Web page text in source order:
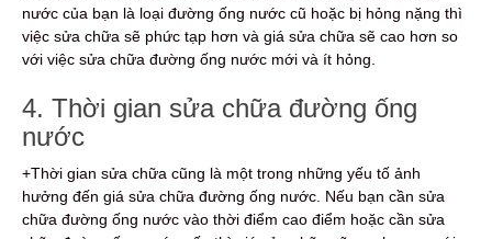
nước của bạn là loại đường ống nước cũ hoặc bị hỏng nặng thì
việc sửa chữa sẽ phức tạp hơn và giá sửa chữa sẽ cao hơn so
với việc sửa chữa đường ống nước mới và ít hỏng.
4. Thời gian sửa chữa đường ống
nước
+Thời gian sửa chữa cũng là một trong những yếu tố ảnh
hưởng đến giá sửa chữa đường ống nước. Nếu bạn cần sửa
chữa đường ống nước vào thời điểm cao điểm hoặc cần sửa